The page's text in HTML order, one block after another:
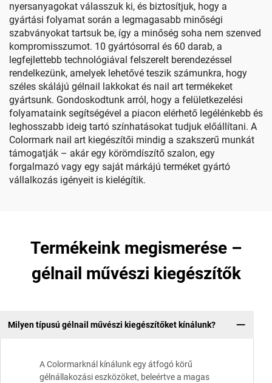
nyersanyagokat válasszuk ki, és biztosítjuk, hogy a
gyártási folyamat során a legmagasabb minőségi
szabványokat tartsuk be, így a minőség soha nem szenved
kompromisszumot. 10 gyártósorral és 60 darab, a
legfejlettebb technológiával felszerelt berendezéssel
rendelkezünk, amelyek lehetővé teszik számunkra, hogy
széles skálájú gélnail lakkokat és nail art termékeket
gyártsunk. Gondoskodtunk arról, hogy a felületkezelési
folyamataink segítségével a piacon elérhető legélénkebb és
leghosszabb ideig tartó színhatásokat tudjuk előállítani. A
Colormark nail art kiegészítői mindig a szakszerű munkát
támogatják – akár egy körömdíszítő szalon, egy
forgalmazó vagy egy saját márkájú terméket gyártó
vállalkozás igényeit is kielégítik.
Termékeink megismerése –
gélnail művészi kiegészítők
Milyen típusú gélnail művészi kiegészítőket kínálunk?
A Colormarknál kínálunk egy átfogó körű
gélnállakozási eszközöket, beleértve a magas